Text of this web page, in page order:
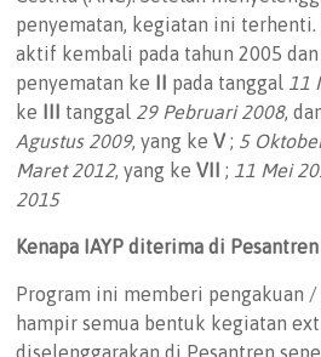
penyematan, kegiatan ini
aktif kembali pada tahun 2005
penyematan ke II pada tanggal 11
ke III tanggal 29 Pebruari 2008,
Agustus 2009, yang keV; 5
Maret 2012, yang keVII ; 11 Mei
2015
Kenapa IAYP diterima di
Program ini memberi pengakuan /
hampir semua bentuk kegiatan
diselenggarakan di Pesantren